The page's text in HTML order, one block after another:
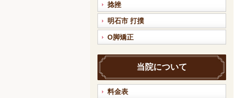
捻挫
明石市 打撲
O脚矯正
当院について
料金表